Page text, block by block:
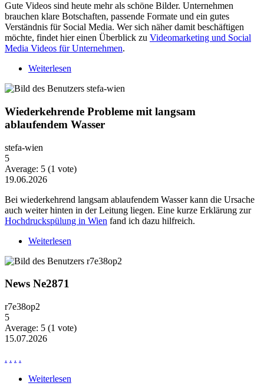
Gute Videos sind heute mehr als schöne Bilder. Unternehmen
brauchen klare Botschaften, passende Formate und ein gutes
Verständnis für Social Media. Wer sich näher damit beschäftigen
möchte, findet hier einen Überblick zu Videomarketing und Social
Media Videos für Unternehmen.
Weiterlesen
Wiederkehrende Probleme mit langsam
ablaufendem Wasser
stefa-wien
5
Average: 5 (1 vote)
19.06.2026
Bei wiederkehrend langsam ablaufendem Wasser kann die Ursache
auch weiter hinten in der Leitung liegen. Eine kurze Erklärung zur
Hochdruckspülung in Wien fand ich dazu hilfreich.
Weiterlesen
News Ne2871
r7e38op2
5
Average: 5 (1 vote)
15.07.2026
. . . .
Weiterlesen